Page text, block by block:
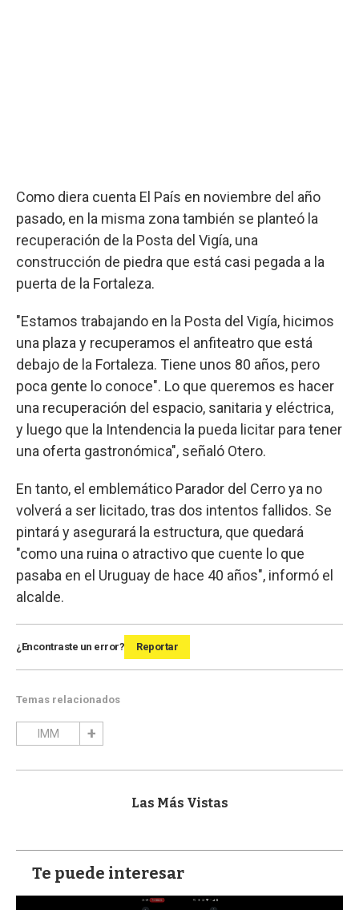
Como diera cuenta El País en noviembre del año
pasado, en la misma zona también se planteó la
recuperación de la Posta del Vigía, una
construcción de piedra que está casi pegada a la
puerta de la Fortaleza.
"Estamos trabajando en la Posta del Vigía, hicimos
una plaza y recuperamos el anfiteatro que está
debajo de la Fortaleza. Tiene unos 80 años, pero
poca gente lo conoce". Lo que queremos es hacer
una recuperación del espacio, sanitaria y eléctrica,
y luego que la Intendencia la pueda licitar para tener
una oferta gastronómica", señaló Otero.
En tanto, el emblemático Parador del Cerro ya no
volverá a ser licitado, tras dos intentos fallidos. Se
pintará y asegurará la estructura, que quedará
"como una ruina o atractivo que cuente lo que
pasaba en el Uruguay de hace 40 años", informó el
alcalde.
¿Encontraste un error? Reportar
Temas relacionados
IMM
Las Más Vistas
Te puede interesar